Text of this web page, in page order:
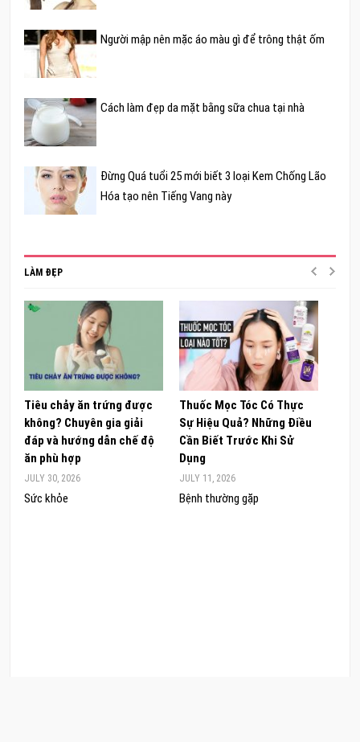
Người mập nên mặc áo màu gì để trông thật ốm
Cách làm đẹp da mặt bằng sữa chua tại nhà
Đừng Quá tuổi 25 mới biết 3 loại Kem Chống Lão
Hóa tạo nên Tiếng Vang này
LÀM ĐẸP
Tiêu chảy ăn trứng được
không? Chuyên gia giải
đáp và hướng dẫn chế độ
ăn phù hợp
JULY 30, 2026
Sức khỏe
Thuốc Mọc Tóc Có Thực
Sự Hiệu Quả? Những Điều
Cần Biết Trước Khi Sử
Dụng
JULY 11, 2026
Bệnh thường gặp